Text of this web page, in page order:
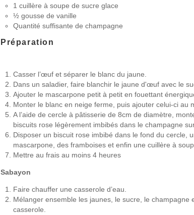
1 cuillère à soupe de sucre glace
½ gousse de vanille
Quantité suffisante de champagne
Préparation
Casser l’œuf et séparer le blanc du jaune.
Dans un saladier, faire blanchir le jaune d'œuf avec le
Ajouter le mascarpone petit à petit en fouettant
Monter le blanc en neige ferme, puis ajouter celui-ci au
A l’aide de cercle à pâtisserie de 8cm de diamètre,
biscuits rose légèrement imbibés dans le champagne
Disposer un biscuit rose imbibé dans le fond du cercle,
mascarpone, des framboises et enfin une cuillère à
Mettre au frais au moins 4 heures
Sabayon
Faire chauffer une casserole d’eau.
Mélanger ensemble les jaunes, le sucre, le champagne
casserole.